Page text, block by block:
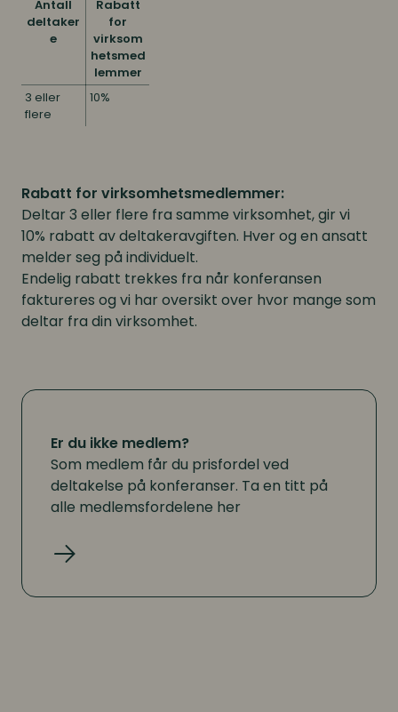
systeminnføringen kan realiseres.
Vi har ingen bindinger til produkt-
eller tjenesteleverandører og vår
målsetting er å bidra til
Didac, som er en ledende KI-
drevet læringsplattform, setter
hele virksomhetens
kompetanseutvikling i system.
skandinaviske virksomheter, gjør
medarbeidere raskt og effektivt –
og skape resultater som varer.
hybrid arbeidshverdag. Basert på
Antall
deltaker
e
Rabatt
for
virksom
hetsmed
lemmer
3 eller
flere
10%
Rabatt for virksomhetsmedlemmer:
Deltar 3 eller flere fra samme virksomhet, gir vi
10% rabatt av deltakeravgiften. Hver og en ansatt
melder seg på individuelt.
Endelig rabatt trekkes fra når konferansen
faktureres og vi har oversikt over hvor mange som
deltar fra din virksomhet.
Er du ikke medlem?
Som medlem får du prisfordel ved
deltakelse på konferanser. Ta en titt på
alle medlemsfordelene her